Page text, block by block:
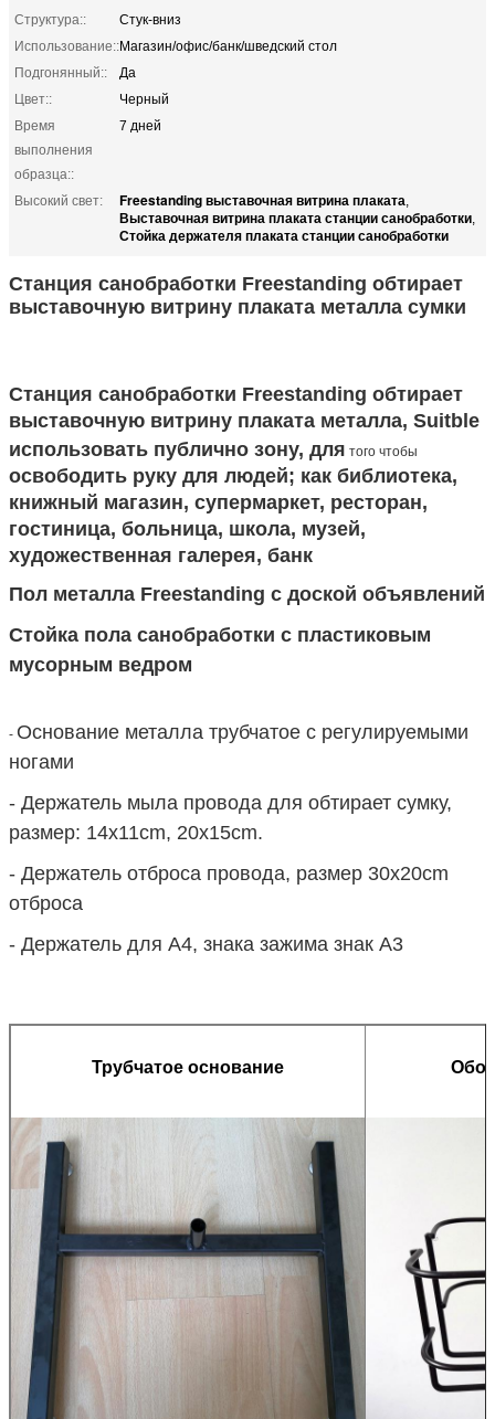
Структура::
Стук-вниз
Использование::Магазин/офис/банк/шведский стол
Подгонянный::
Да
Цвет::
Черный
Время
выполнения
образца::
7 дней
Высокий свет: Freestanding выставочная витрина плаката,
Выставочная витрина плаката станции санобработки,
Стойка держателя плаката станции санобработки
Станция санобработки Freestanding обтирает
выставочную витрину плаката металла сумки
Станция санобработки Freestanding обтирает
выставочную витрину плаката металла, Suitble
использовать публично зону, для того чтобы
освободить руку для людей; как библиотека,
книжный магазин, супермаркет, ресторан,
гостиница, больница, школа, музей,
художественная галерея, банк
Пол металла Freestanding с доской объявлений
Стойка пола санобработки с пластиковым
мусорным ведром
- Основание металла трубчатое с регулируемыми
ногами
- Держатель мыла провода для обтирает сумку,
размер: 14x11cm, 20x15cm.
- Держатель отброса провода, размер 30x20cm
отброса
- Держатель для A4, знака зажима знак A3
Трубчатое основание